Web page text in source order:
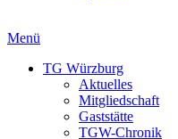
Menü
TG Würzburg
Aktuelles
Mitgliedschaft
Gaststätte
TGW-Chronik